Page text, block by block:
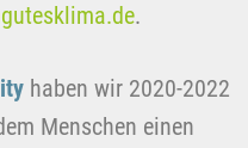
.
haben wir 2020-2022
Menschen einen